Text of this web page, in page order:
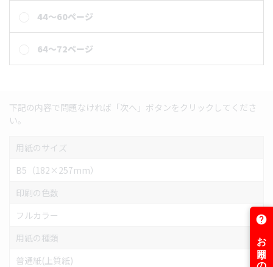
44～60ページ
64～72ページ
下記の内容で問題なければ「次へ」ボタンをクリックしてくださ
い。
用紙のサイズ
B5（182×257mm）
印刷の色数
フルカラー
用紙の種類
普通紙(上質紙)